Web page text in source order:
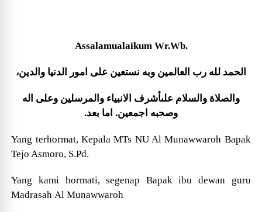
Assalamualaikum Wr.Wb.
الحمد لله رب العالمين وبه نستعين على امور الدنيا والدين،
والصلاة والسلام علىأشرف الانبياء والمرسلين وعلى اله
وصحبه اجمعين. اما بعد.
Yang terhormat,Kepala MTs NU Al Munawwaroh Bapak
Tejo Asmoro, S.Pd.
Yangkami hormati, segenap Bapak ibu dewan guru
MadrasahAl Munawwaroh